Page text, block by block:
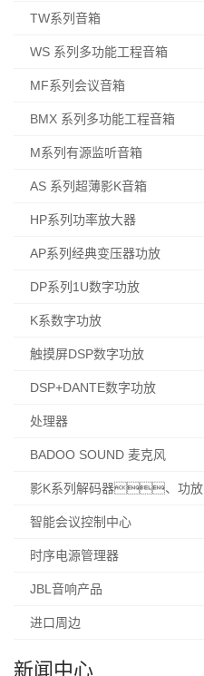
TW系列音箱
WS 系列多功能工程音箱
MF系列会议音箱
BMX 系列多功能工程音箱
M系列有源监听音箱
AS 系列超薄影K音箱
HP系列功率放大器
AP系列经典变压器功放
DP系列1U数字功放
K系数字功放
触摸屏DSP数字功放
DSP+DANTE数字功放
处理器
BADOO SOUND 麦克风
影K系列解码器、功放
智能会议控制中心
时序电源管理器
JBL音响产品
进口周边
新闻中心